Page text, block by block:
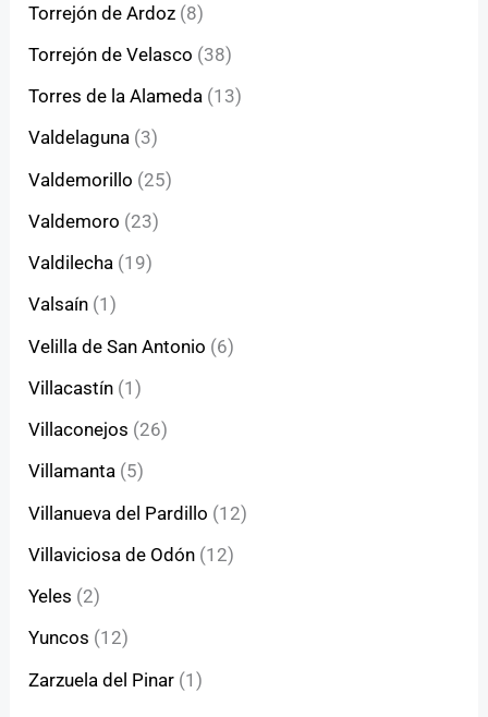
Torrejón de Ardoz (8)
Torrejón de Velasco (38)
Torres de la Alameda (13)
Valdelaguna (3)
Valdemorillo (25)
Valdemoro (23)
Valdilecha (19)
Valsaín (1)
Velilla de San Antonio (6)
Villacastín (1)
Villaconejos (26)
Villamanta (5)
Villanueva del Pardillo (12)
Villaviciosa de Odón (12)
Yeles (2)
Yuncos (12)
Zarzuela del Pinar (1)